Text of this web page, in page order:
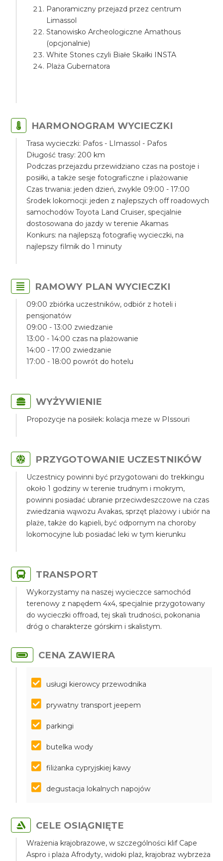
Panoramiczny przejazd przez centrum
Limassol
Stanowisko Archeologiczne Amathous
(opcjonalnie)
White Stones czyli Białe Skałki INSTA
Plaża Gubernatora
HARMONOGRAM WYCIECZKI
Trasa wycieczki: Pafos - LImassol - Pafos
Długość trasy: 200 km
Podczas przejazdu przewidziano czas na postoje i
posiłki, a także sesje fotograficzne i plażowanie
Czas trwania: jeden dzień, zwykle 09:00 - 17:00
Środek lokomocji: jeden z najlepszych off roadowych
samochodów Toyota Land Cruiser, specjalnie
dostosowana do jazdy w terenie Akamas
Konkurs: na najlepszą fotografię wycieczki, na
najlepszy filmik do 1 minuty
RAMOWY PLAN WYCIECZKI
09:00 zbiórka uczestników, odbiór z hoteli i
pensjonatów
09:00 - 13:00 zwiedzanie
13:00 - 14:00 czas na plażowanie
14:00 - 17:00 zwiedzanie
17:00 - 18:00 powrót do hotelu
WYŻYWIENIE
Propozycje na posiłek: kolacja meze w PIssouri
PRZYGOTOWANIE UCZESTNIKÓW
Uczestnicy powinni być przygotowani do trekkingu
około 1 godziny w terenie trudnym i mokrym,
powinni posiadać ubranie przeciwdeszczowe na czas
zwiedzania wąwozu Avakas, sprzęt plażowy i ubiór na
plaże, także do kąpieli, być odpornym na choroby
lokomocyjne lub posiadać leki w tym kierunku
TRANSPORT
Wykorzystamy na naszej wycieczce samochód
terenowy z napędem 4x4, specjalnie przygotowany
do wycieczki offroad, tej skali trudności, pokonania
dróg o charakterze górskim i skalistym.
CENA ZAWIERA
usługi kierowcy przewodnika
prywatny transport jeepem
parkingi
butelka wody
filiżanka cypryjskiej kawy
degustacja lokalnych napojów
CELE OSIĄGNIĘTE
Wrażenia krajobrazowe, w szczególności klif Cape
Aspro i plaża Afrodyty, widoki plaż, krajobraz wybrzeża